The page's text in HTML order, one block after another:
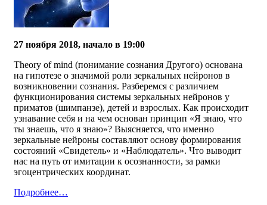
27 ноября 2018, начало в 19:00
Theory of mind (понимание сознания Другого) основана
на гипотезе о значимой роли зеркальных нейронов в
возникновении сознания. Разберемся с различием
функционирования системы зеркальных нейронов у
приматов (шимпанзе), детей и взрослых. Как происходит
узнавание себя и на чем основан принцип «Я знаю, что
ты знаешь, что я знаю»? Выясняется, что именно
зеркальные нейроны составляют основу формирования
состояний «Свидетель» и «Наблюдатель». Что выводит
нас на путь от имитации к осознанности, за рамки
эгоцентрических координат.
Подробнее…